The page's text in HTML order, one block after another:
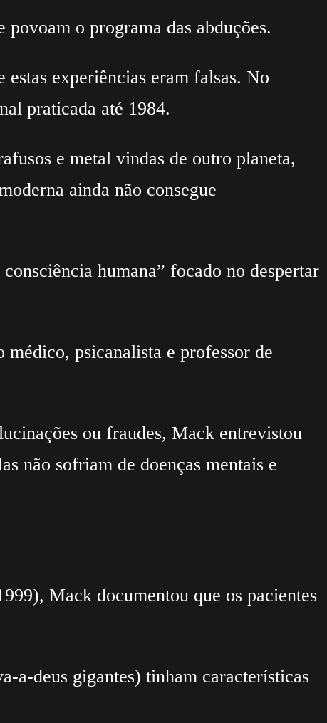
o programa das abduções.
experiências eram falsas. No
praticada até 1984.
e metal vindas de outro planeta,
ainda não consegue
humana” focado no despertar
psicanalista e professor de
ou fraudes, Mack entrevistou
não sofriam de doenças mentais e
Mack documentou que os pacientes
a-deus gigantes) tinham características